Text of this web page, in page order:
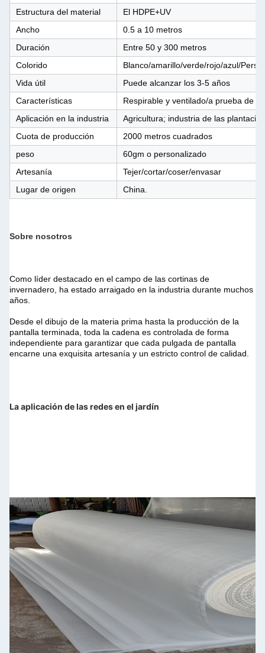
Estructura del material
El HDPE+UV
Ancho
0.5 a 10 metros
Duración
Entre 50 y 300 metros
Colorido
Blanco/amarillo/verde/rojo/azul/
Vida útil
Puede alcanzar los 3-5 años
Características
Respirable y ventilado/a prueba de
Aplicación en la industria
Agricultura; industria de las
Cuota de producción
2000 metros cuadrados
peso
60gm o personalizado
Artesanía
Tejer/cortar/coser/envasar
Lugar de origen
China.
Sobre nosotros
Como líder destacado en el campo de las cortinas de
invernadero, ha estado arraigado en la industria durante muchos
años.
Desde el dibujo de la materia prima hasta la producción de la
pantalla terminada, toda la cadena es controlada de forma
independiente para garantizar que cada pulgada de pantalla
encarne una exquisita artesanía y un estricto control de calidad.
La aplicación de las redes en el jardín